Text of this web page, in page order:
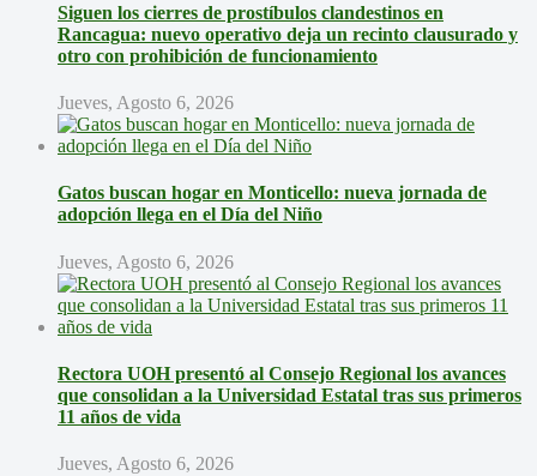
Siguen los cierres de prostíbulos clandestinos en
Rancagua: nuevo operativo deja un recinto clausurado y
otro con prohibición de funcionamiento
Jueves, Agosto 6, 2026
Gatos buscan hogar en Monticello: nueva jornada de
adopción llega en el Día del Niño
Jueves, Agosto 6, 2026
Rectora UOH presentó al Consejo Regional los avances
que consolidan a la Universidad Estatal tras sus primeros
11 años de vida
Jueves, Agosto 6, 2026